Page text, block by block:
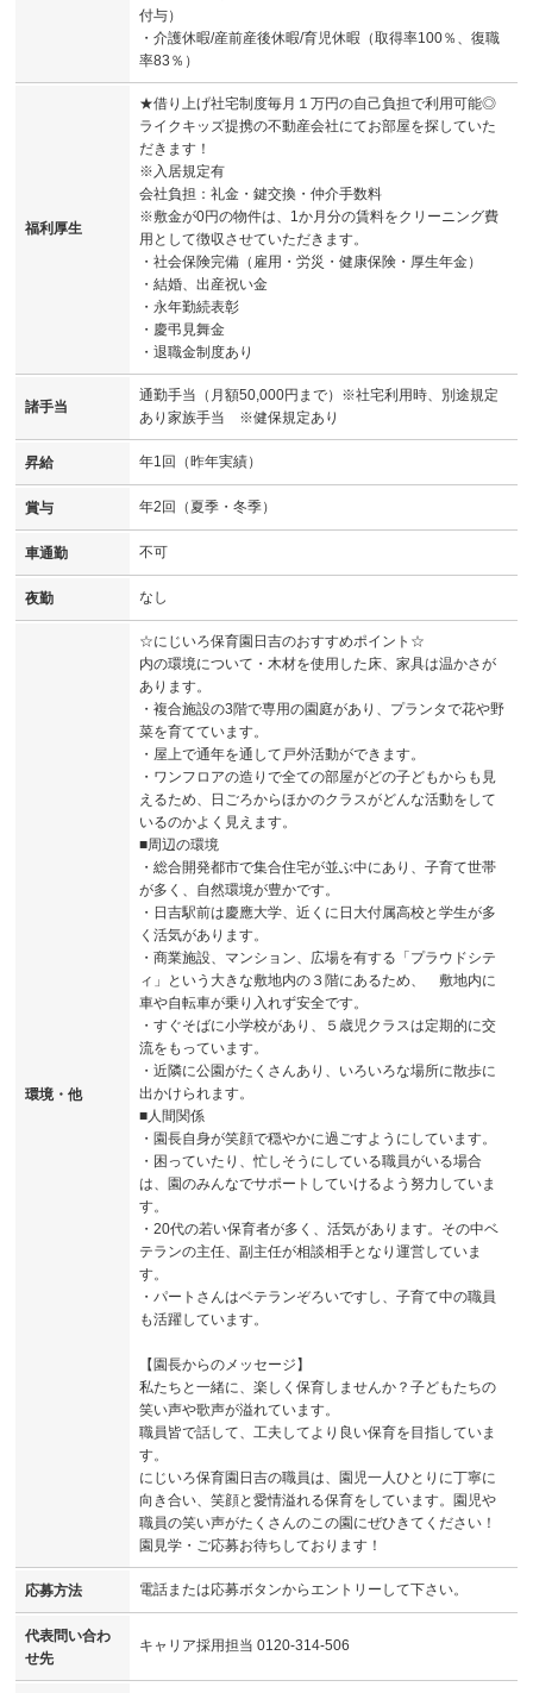
付与）
・介護休暇/産前産後休暇/育児休暇（取得率100％、復職
率83％）
福利厚生
★借り上げ社宅制度毎月１万円の自己負担で利用可能◎
ライクキッズ提携の不動産会社にてお部屋を探していた
だきます！
※入居規定有
会社負担：礼金・鍵交換・仲介手数料
※敷金が0円の物件は、1か月分の賃料をクリーニング費
用として徴収させていただきます。
・社会保険完備（雇用・労災・健康保険・厚生年金）
・結婚、出産祝い金
・永年勤続表彰
・慶弔見舞金
・退職金制度あり
諸手当
通勤手当（月額50,000円まで）※社宅利用時、別途規定
あり家族手当 ※健保規定あり
昇給 年1回（昨年実績）
賞与 年2回（夏季・冬季）
車通勤 不可
夜勤 なし
環境・他
☆にじいろ保育園日吉のおすすめポイント☆
内の環境について・木材を使用した床、家具は温かさが
あります。
・複合施設の3階で専用の園庭があり、プランタで花や野
菜を育てています。
・屋上で通年を通して戸外活動ができます。
・ワンフロアの造りで全ての部屋がどの子どもからも見
えるため、日ごろからほかのクラスがどんな活動をして
いるのかよく見えます。
■周辺の環境
・総合開発都市で集合住宅が並ぶ中にあり、子育て世帯
が多く、自然環境が豊かです。
・日吉駅前は慶應大学、近くに日大付属高校と学生が多
く活気があります。
・商業施設、マンション、広場を有する「プラウドシテ
ィ」という大きな敷地内の３階にあるため、 敷地内に
車や自転車が乗り入れず安全です。
・すぐそばに小学校があり、５歳児クラスは定期的に交
流をもっています。
・近隣に公園がたくさんあり、いろいろな場所に散歩に
出かけられます。
■人間関係
・園長自身が笑顔で穏やかに過ごすようにしています。
・困っていたり、忙しそうにしている職員がいる場合
は、園のみんなでサポートしていけるよう努力していま
す。
・20代の若い保育者が多く、活気があります。その中ベ
テランの主任、副主任が相談相手となり運営していま
す。
・パートさんはベテランぞろいですし、子育て中の職員
も活躍しています。
【園長からのメッセージ】
私たちと一緒に、楽しく保育しませんか？子どもたちの
笑い声や歌声が溢れています。
職員皆で話して、工夫してより良い保育を目指していま
す。
にじいろ保育園日吉の職員は、園児一人ひとりに丁寧に
向き合い、笑顔と愛情溢れる保育をしています。園児や
職員の笑い声がたくさんのこの園にぜひきてください！
園見学・ご応募お待ちしております！
応募方法 電話または応募ボタンからエントリーして下さい。
代表問い合わ
せ先
キャリア採用担当 0120-314-506